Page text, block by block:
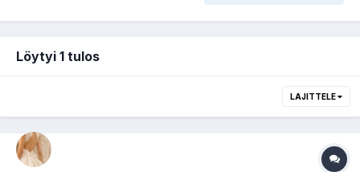
Löytyi 1 tulos
LAJITTELE